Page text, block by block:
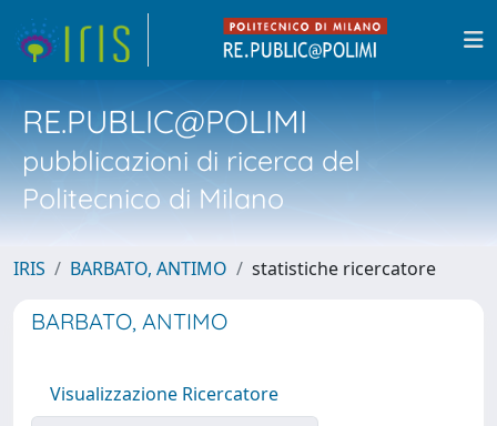
RE.PUBLIC@POLIMI
pubblicazioni di ricerca del
Politecnico di Milano
IRIS BARBATO, ANTIMO statistiche ricercatore
BARBATO, ANTIMO
Visualizzazione Ricercatore